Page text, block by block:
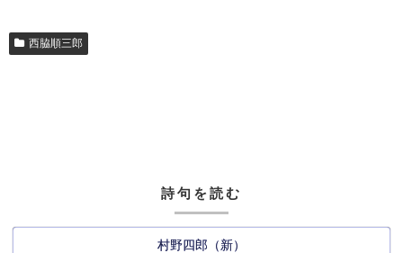
西脇順三郎
詩句を読む
村野四郎（新）